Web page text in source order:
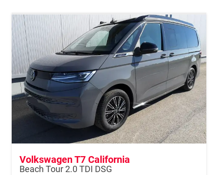
Volkswagen T7 California
Beach Tour 2.0 TDI DSG